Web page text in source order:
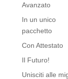
Avanzato
In un unico
pacchetto
Con Attestato
Il Futuro!
Unisciti alle